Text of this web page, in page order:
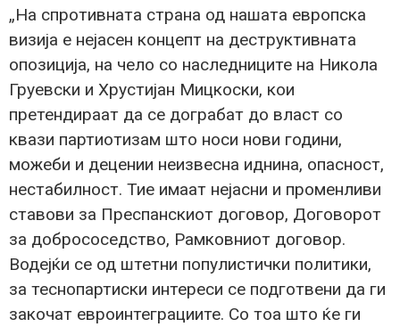
„На спротивната страна од нашата европска
визија е нејасен концепт на деструктивната
опозиција, на чело со наследниците на Никола
Груевски и Хрустијан Мицкоски, кои
претендираат да се дограбат до власт со
квази партиотизам што носи нови години,
можеби и децении неизвесна иднина, опасност,
нестабилност. Тие имаат нејасни и променливи
ставови за Преспанскиот договор, Договорот
за добрососедство, Рамковниот договор.
Водејќи се од штетни популистички политики,
за теснопартиски интереси се подготвени да ги
закочат евроинтеграциите. Со тоа што ќе ги